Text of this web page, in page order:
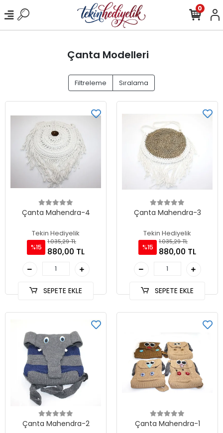
0
Çanta Modelleri
Filtreleme Sıralama
Çanta Mahendra-4
Tekin Hediyelik
%15
1.035,29 TL
880,00 TL
SEPETE EKLE
Çanta Mahendra-3
Tekin Hediyelik
%15
1.035,29 TL
880,00 TL
SEPETE EKLE
Çanta Mahendra-2 Çanta Mahendra-1